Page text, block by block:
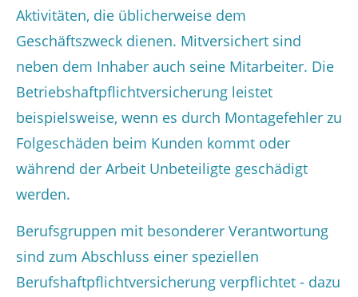
Aktivitäten, die üblicherweise dem
Geschäftszweck dienen. Mitversichert sind
neben dem Inhaber auch seine Mitarbeiter. Die
Betriebshaftpflichtversicherung leistet
beispielsweise, wenn es durch Montagefehler zu
Folgeschäden beim Kunden kommt oder
während der Arbeit Unbeteiligte geschädigt
werden.
Berufsgruppen mit besonderer Verantwortung
sind zum Abschluss einer speziellen
Berufshaftpflichtversicherung verpflichtet - dazu